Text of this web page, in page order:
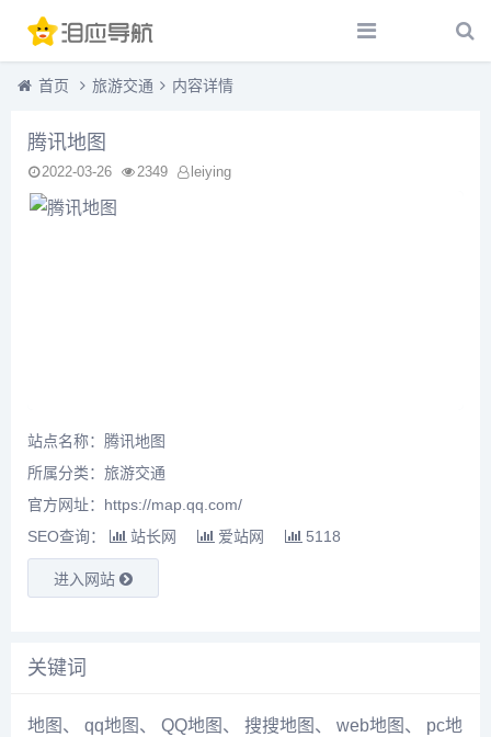
首页 旅游交通 内容详情
腾讯地图
2022-03-26 2349 leiying
站点名称：腾讯地图
所属分类： 旅游交通
官方网址：https://map.qq.com/
SEO查询：
站长网 爱站网 5118
进入网站
关键词
地图 、 qq地图 、 QQ地图 、 搜搜地图 、 web地图 、 pc地